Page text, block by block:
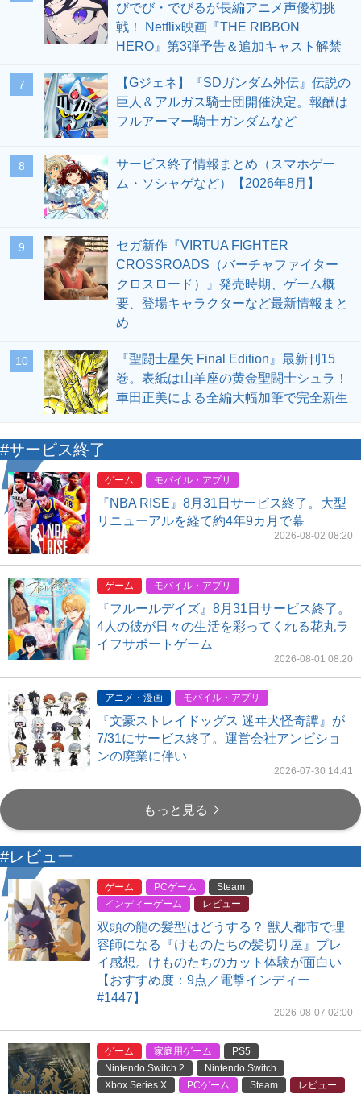
びでび・でびるが長編アニメ声優初挑
戦！ Netflix映画『THE RIBBON
HERO』第3弾予告＆追加キャスト解禁
7
【Gジェネ】『SDガンダム外伝』伝説の
巨人＆アルガス騎士団開催決定。報酬は
フルアーマー騎士ガンダムなど
8
サービス終了情報まとめ（スマホゲー
ム・ソシャゲなど）【2026年8月】
9
セガ新作『VIRTUA FIGHTER
CROSSROADS（バーチャファイター
クロスロード）』発売時期、ゲーム概
要、登場キャラクターなど最新情報まと
め
10
『聖闘士星矢 Final Edition』最新刊15
巻。表紙は山羊座の黄金聖闘士シュラ！
車田正美による全編大幅加筆で完全新生
#サービス終了
ゲーム モバイル・アプリ
『NBA RISE』8月31日サービス終了。大型
リニューアルを経て約4年9カ月で幕
2026-08-02 08:20
ゲーム モバイル・アプリ
『フルールデイズ』8月31日サービス終了。
4人の彼が日々の生活を彩ってくれる花丸ラ
イフサポートゲーム
2026-08-01 08:20
アニメ・漫画 モバイル・アプリ
『文豪ストレイドッグス 迷ヰ犬怪奇譚』が
7/31にサービス終了。運営会社アンビショ
ンの廃業に伴い
2026-07-30 14:41
もっと見る
#レビュー
ゲーム PCゲーム
Steam
インディーゲーム
レビュー
双頭の龍の髪型はどうする？ 獣人都市で理
容師になる『けものたちの髪切り屋』プレ
イ感想。けものたちのカット体験が面白い
【おすすめ度：9点／電撃インディー
#1447】
2026-08-07 02:00
ゲーム 家庭用ゲーム
PS5
Nintendo Switch 2
Nintendo Switch
Xbox Series X
PCゲーム Steam レビュー